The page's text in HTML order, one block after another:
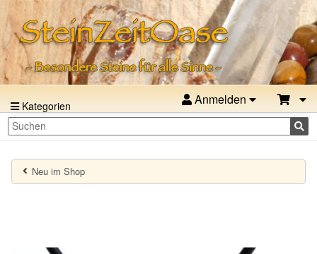
Kategorien Anmelden
Neu im Shop